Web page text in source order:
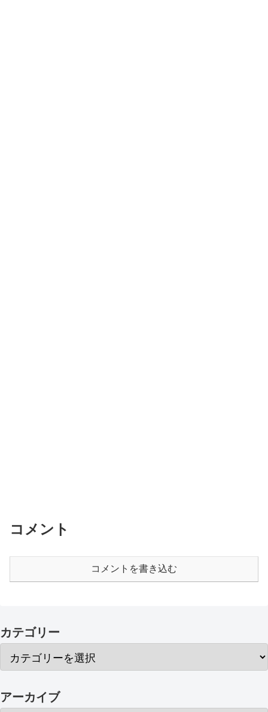
コメント
コメントを書き込む
カテゴリー
アーカイブ